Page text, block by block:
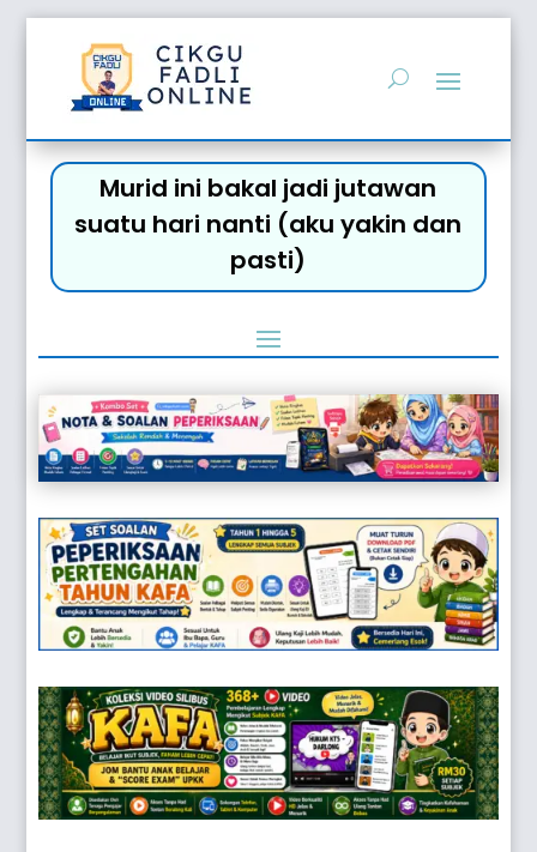
Murid ini bakal jadi jutawan
suatu hari nanti (aku yakin dan
pasti)